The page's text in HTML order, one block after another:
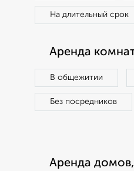
На длительный срок
Аренда
В общежитии
Без посредников
Аренда